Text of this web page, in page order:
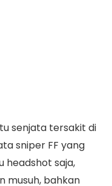
senjata tersakit di
sniper FF yang
headshot saja,
musuh, bahkan